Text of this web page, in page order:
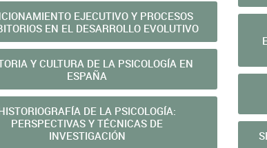
EJECUTIVO Y PROCESOS
EN EL DESARROLLO EVOLUTIVO
Y CULTURA DE LA PSICOLOGÍA EN
ESPAÑA
DE LA PSICOLOGÍA:
PERSPECTIVAS Y TÉCNICAS DE
INVESTIGACIÓN